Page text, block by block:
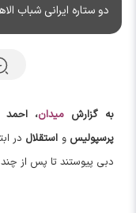
دو ستاره ایرانی شباب
به گزارش میدان، احمد
پرسپولیسو استقلالدر
دبی پیوستند تا پس از چند